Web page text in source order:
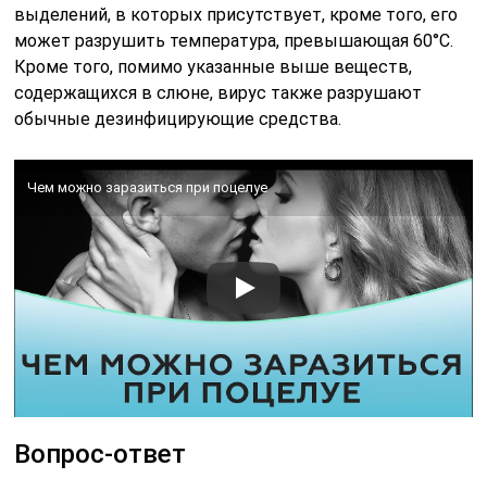
выделений, в которых присутствует, кроме того, его
может разрушить температура, превышающая 60°С.
Кроме того, помимо указанные выше веществ,
содержащихся в слюне, вирус также разрушают
обычные дезинфицирующие средства.
Чем можно заразиться при поцелуе
Вопрос-ответ